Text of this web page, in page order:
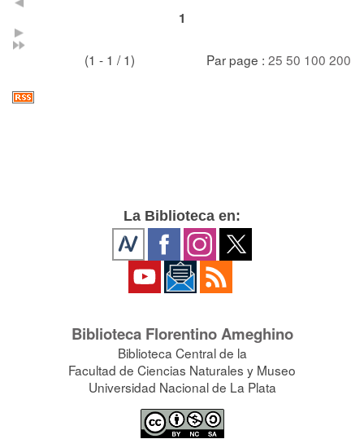
1
(1 - 1 / 1) Par page : 25 50 100 200
La Biblioteca en:
Biblioteca Florentino Ameghino
Biblioteca Central de la
Facultad de Ciencias Naturales y Museo
Universidad Nacional de La Plata